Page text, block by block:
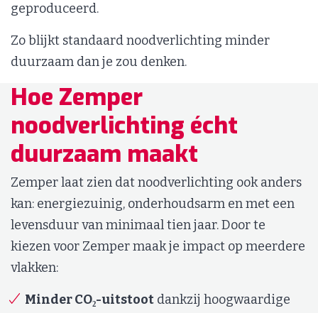
geproduceerd.
Zo blijkt standaard noodverlichting minder
duurzaam dan je zou denken.
Hoe Zemper
noodverlichting écht
duurzaam maakt
Zemper laat zien dat noodverlichting ook anders
kan: energiezuinig, onderhoudsarm en met een
levensduur van minimaal tien jaar. Door te
kiezen voor Zemper maak je impact op meerdere
vlakken:
Minder CO₂-uitstoot dankzij hoogwaardige